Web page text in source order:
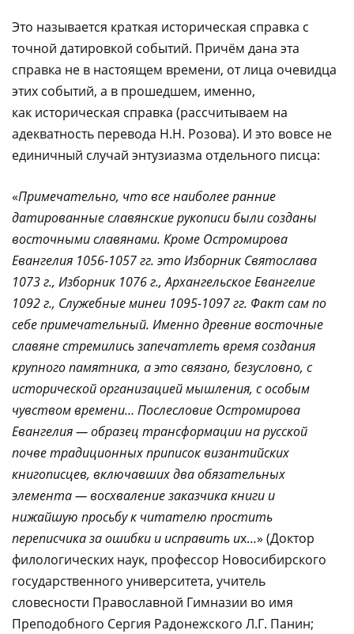
Это называется краткая историческая справка с
точной датировкой событий. Причём дана эта
справка не в настоящем времени, от лица очевидца
этих событий, а в прошедшем, именно,
как историческая справка (рассчитываем на
адекватность перевода Н.Н. Розова). И это вовсе не
единичный случай энтузиазма отдельного писца:
«Примечательно, что все наиболее ранние
датированные славянские рукописи были созданы
восточными славянами. Кроме Остромирова
Евангелия 1056-1057 гг. это Изборник Святослава
1073 г., Изборник 1076 г., Архангельское Евангелие
1092 г., Служебные минеи 1095-1097 гг. Факт сам по
себе примечательный. Именно древние восточные
славяне стремились запечатлеть время создания
крупного памятника, а это связано, безусловно, с
исторической организацией мышления, с особым
чувством времени… Послесловие Остромирова
Евангелия — образец трансформации на русской
почве традиционных приписок византийских
книгописцев, включавших два обязательных
элемента — восхваление заказчика книги и
нижайшую просьбу к читателю простить
переписчика за ошибки и исправить их…» (Доктор
филологических наук, профессор Новосибирского
государственного университета, учитель
словесности Православной Гимназии во имя
Преподобного Сергия Радонежского Л.Г. Панин;